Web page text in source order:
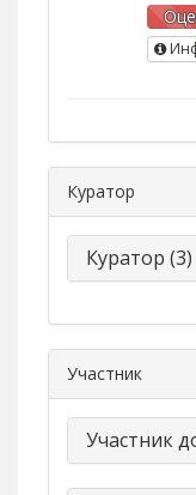
Куратор
Куратор (3)
Участник
Участник